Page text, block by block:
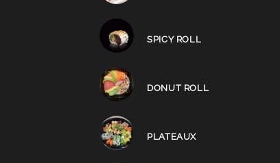
SPICY ROLL
DONUT ROLL
PLATEAUX